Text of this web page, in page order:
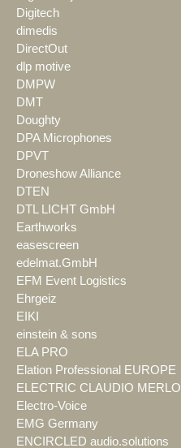
Digitech
dimedis
DirectOut
dlp motive
DMPW
DMT
Doughty
DPA Microphones
DPVT
Droneshow Alliance
DTEN
DTL LICHT GmbH
Earthworks
easescreen
edelmat.GmbH
EFM Event Logistics
Ehrgeiz
EIKI
einstein & sons
ELA PRO
Elation Professional EUROPE
ELECTRIC CLAUDIO MERLO
Electro-Voice
EMG Germany
ENCIRCLED audio.solutions